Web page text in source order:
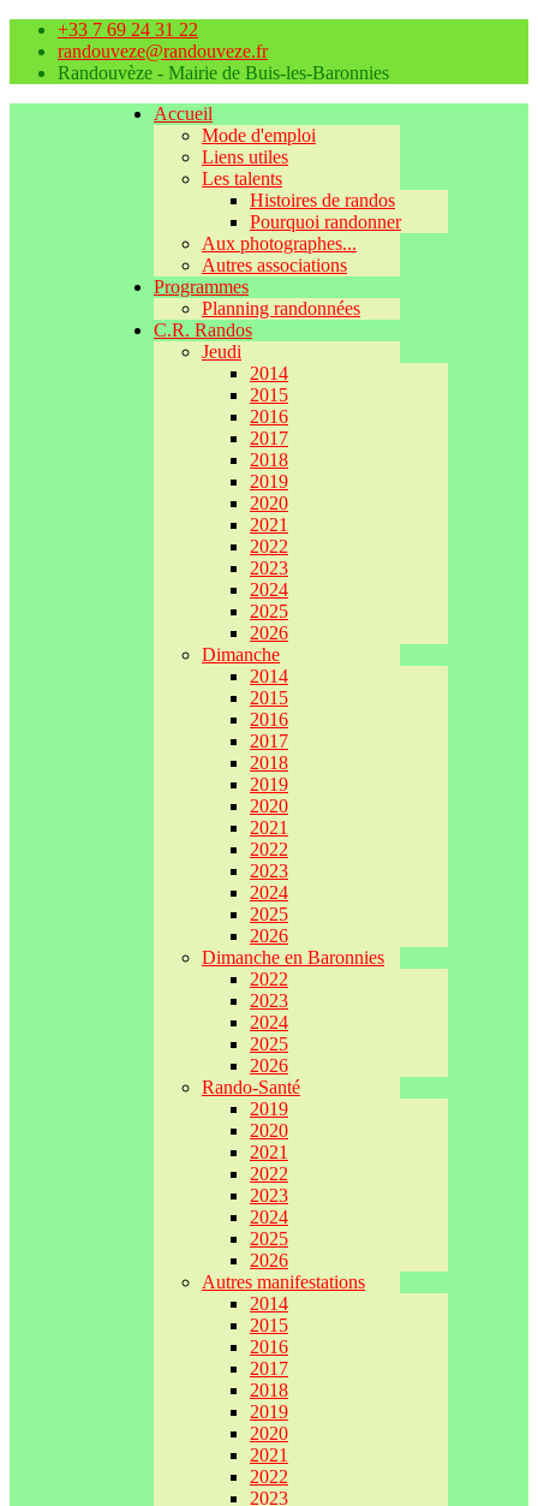
+33 7 69 24 31 22
randouveze@randouveze.fr
Randouvèze - Mairie de Buis-les-Baronnies
Accueil
Mode d'emploi
Liens utiles
Les talents
Histoires de randos
Pourquoi randonner
Aux photographes...
Autres associations
Programmes
Planning randonnées
C.R. Randos
Jeudi
2014
2015
2016
2017
2018
2019
2020
2021
2022
2023
2024
2025
2026
Dimanche
2014
2015
2016
2017
2018
2019
2020
2021
2022
2023
2024
2025
2026
Dimanche en Baronnies
2022
2023
2024
2025
2026
Rando-Santé
2019
2020
2021
2022
2023
2024
2025
2026
Autres manifestations
2014
2015
2016
2017
2018
2019
2020
2021
2022
2023